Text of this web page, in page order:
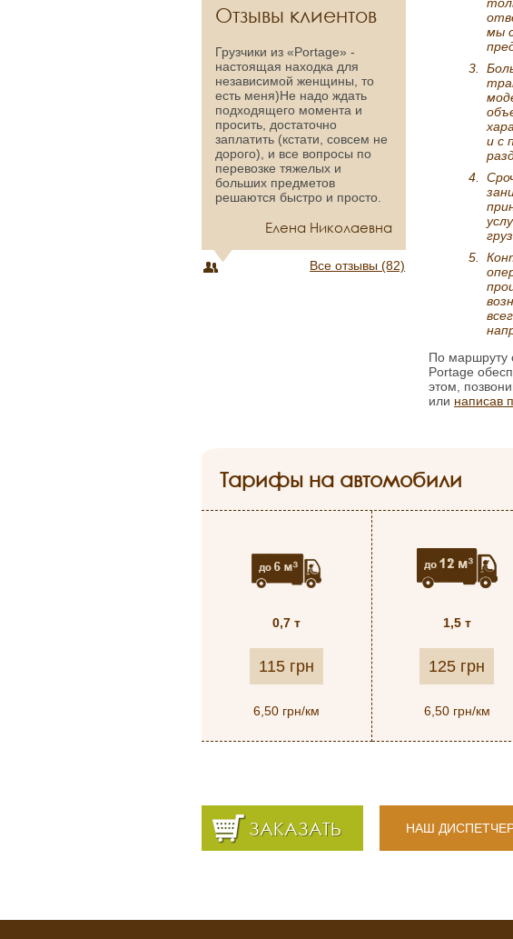
Отзывы клиентов
Грузчики из «Portage» -
настоящая находка для
независимой женщины, то
есть меня)Не надо ждать
подходящего момента и
просить, достаточно
заплатить (кстати, совсем не
дорого), и все вопросы по
перевозке тяжелых и
больших предметов
решаются быстро и просто.
Елена Николаевна
Все отзывы (82)
мы
и с
По маршруту
Portage
этом,
или написав
Тарифы на автомобили
0,7 т
115 грн
6,50 грн/км
1,5 т
125 грн
6,50 грн/км
ЗАКАЗАТЬ НАШ